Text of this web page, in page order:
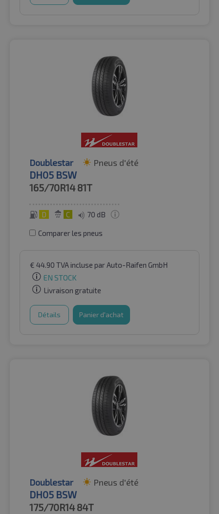
Doublestar Pneus d'été
DH05 BSW
165/70R14 81T
D C 70 dB
Comparer les pneus
€ 44.90 TVA incluse par Auto-Raifen GmbH
EN STOCK
Livraison gratuite
Détails Panier d'achat
Doublestar Pneus d'été
DH05 BSW
175/70R14 84T